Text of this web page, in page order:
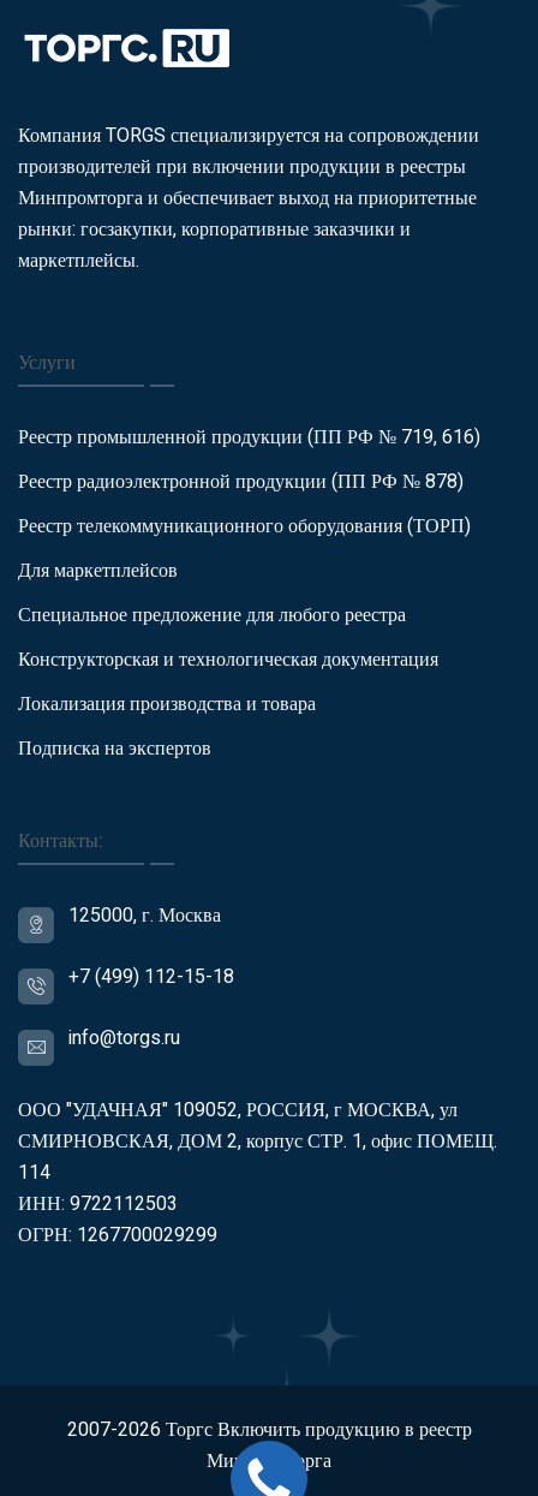
Компания TORGS специализируется на сопровождении
производителей при включении продукции в реестры
Минпромторга и обеспечивает выход на приоритетные
рынки: госзакупки, корпоративные заказчики и
маркетплейсы.
Услуги
Реестр промышленной продукции (ПП РФ № 719, 616)
Реестр радиоэлектронной продукции (ПП РФ № 878)
Реестр телекоммуникационного оборудования (ТОРП)
Для маркетплейсов
Специальное предложение для любого реестра
Конструкторская и технологическая документация
Локализация производства и товара
Подписка на экспертов
Контакты:
125000, г. Москва
+7 (499) 112-15-18
info@torgs.ru
ООО "УДАЧНАЯ" 109052, РОССИЯ, г МОСКВА, ул
СМИРНОВСКАЯ, ДОМ 2, корпус СТР. 1, офис ПОМЕЩ.
114
ИНН: 9722112503
ОГРН: 1267700029299
2007-2026ТоргсВключить продукцию в реестр
Минпромторга